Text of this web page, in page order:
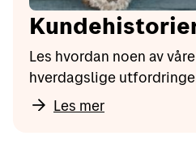
Les hvordan noen av
hverdagslige
Les mer